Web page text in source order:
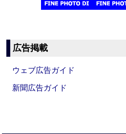
広告掲載
ウェブ広告ガイド
新聞広告ガイド